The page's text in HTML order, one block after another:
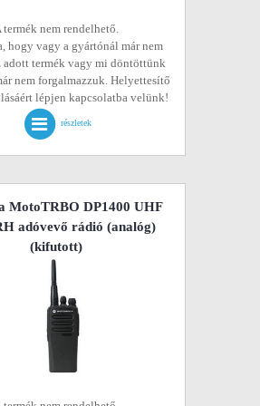
termék nem rendelhető.
hogy vagy a gyártónál már nem
adott termék vagy mi döntöttünk
nem forgalmazzuk. Helyettesítő
lépjen kapcsolatba velünk!
részletek
MotoTRBO DP1400 UHF
adóvevő rádió (analóg)
(kifutott)